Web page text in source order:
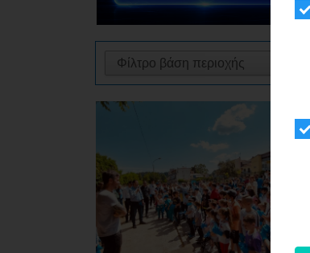
LIFESTYLE
ΤΑΞΙΔΙΑ
ΕΞΟΔΟΣ
ΚΑΤΟΙΚΙΔΙΟ
ΑΓΓΕΛΙΕΣ
ΕΦΗΜΕΡΙΔΕΣ